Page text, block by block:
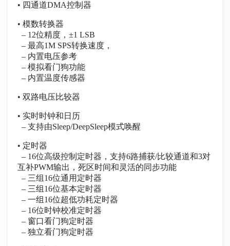
• 四通道DMA控制器
• 模数转换器
– 12位精度，±1 LSB
– 最高1M SPS转换速度，
– 内置电压参考
– 模拟看门狗功能
– 内置温度传感器
• 双路电压比较器
• 实时时钟和日历
– 支持由Sleep/DeepSleep模式唤醒
• 定时器
– 16位高级控制定时器，支持6路捕获/比较通道和3对
互补PWM输出，死区时间和灵活的同步功能
– 三组16位通用定时器
– 三组16位基本定时器
– 一组16位超低功耗定时器
– 16位时钟校准定时器
– 窗口看门狗定时器
– 独立看门狗定时器